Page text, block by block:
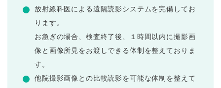
放射線科医による遠隔読影システムを完備してお
ります。
お急ぎの場合、検査終了後、１時間以内に撮影画
像と画像所見をお渡しできる体制を整えておりま
す。
他院撮影画像との比較読影を可能な体制を整えて